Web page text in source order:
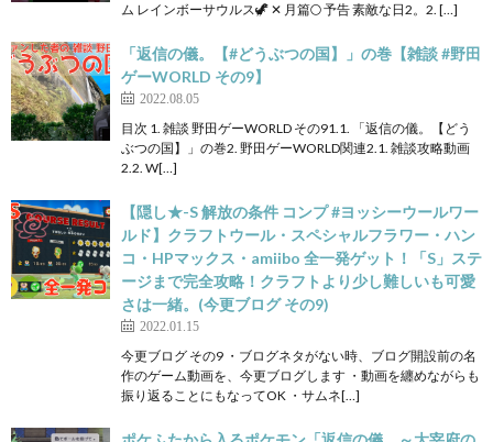
ム レインボーサウルス🦖 ✕ 月篇🌕️ 予告 素敵な日2。2. […]
「返信の儀。【#どうぶつの国】」の巻【雑談 #野田
ゲーWORLD その9】
2022.08.05
目次 1. 雑談 野田ゲーWORLD その91.1. 「返信の儀。【どう
ぶつの国】」の巻2. 野田ゲーWORLD関連2.1. 雑談攻略動画
2.2. W[…]
【隠し★-S 解放の条件 コンプ #ヨッシーウールワー
ルド】クラフトウール・スペシャルフラワー・ハン
コ・HPマックス・amiibo 全一発ゲット！「S」ステ
ージまで完全攻略！クラフトより少し難しいも可愛
さは一緒。(今更ブログ その9)
2022.01.15
今更ブログ その9 ・ブログネタがない時、ブログ開設前の名
作のゲーム動画を、今更ブログします ・動画を纏めながらも
振り返ることにもなってOK ・サムネ[…]